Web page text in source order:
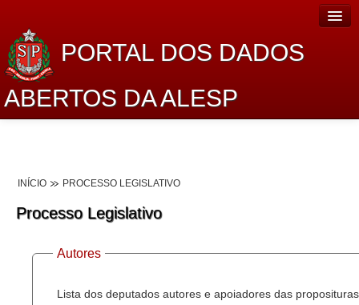
PORTAL DOS DADOS
ABERTOS DA ALESP
Lei de Acesso à Informação
Dados Governamentais Abertos
Planejamento
INÍCIO PROCESSO LEGISLATIVO
Processo Legislativo
Autores
Lista dos deputados autores e apoiadores das proposituras